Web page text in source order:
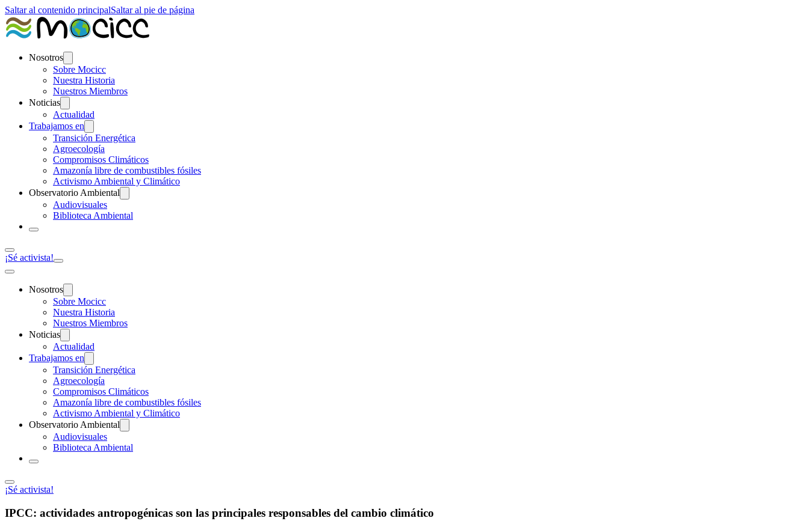
Saltar al contenido principalSaltar al pie de página
Nosotros
Sobre Mocicc
Nuestra Historia
Nuestros Miembros
Noticias
Actualidad
Trabajamos en
Transición Energética
Agroecología
Compromisos Climáticos
Amazonía libre de combustibles fósiles
Activismo Ambiental y Climático
Observatorio Ambiental
Audiovisuales
Biblioteca Ambiental
¡Sé activista!
Nosotros
Sobre Mocicc
Nuestra Historia
Nuestros Miembros
Noticias
Actualidad
Trabajamos en
Transición Energética
Agroecología
Compromisos Climáticos
Amazonía libre de combustibles fósiles
Activismo Ambiental y Climático
Observatorio Ambiental
Audiovisuales
Biblioteca Ambiental
¡Sé activista!
IPCC: actividades antropogénicas son las principales responsables del cambio climático